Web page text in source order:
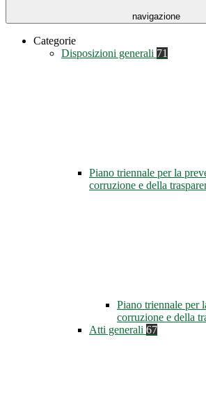
navigazione
Categorie
Disposizioni generali 71
Piano triennale per la
corruzione e della
Piano triennale per
corruzione e della
Atti generali 67